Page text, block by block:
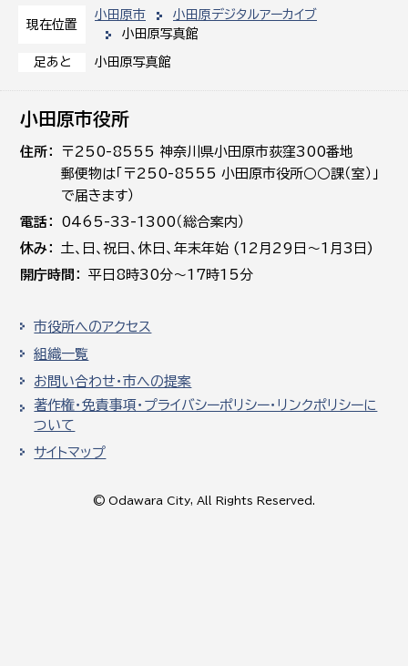
現在位置
小田原市
小田原デジタルアーカイブ
小田原写真館
足あと 小田原写真館
小田原市役所
住所
〒250-8555 神奈川県小田原市荻窪300番地
郵便物は「〒250-8555 小田原市役所○○課（室）」
で届きます）
電話
0465-33-1300（総合案内）
休み
土､日､祝日、休日、年末年始 (12月29日～1月3日)
開庁時間
平日8時30分～17時15分
市役所へのアクセス
組織一覧
お問い合わせ・市への提案
著作権・免責事項・プライバシーポリシー・リンクポリシーに
ついて
サイトマップ
© Odawara City, All Rights Reserved.